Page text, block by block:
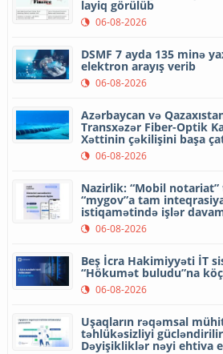
layiq görülüb
06-08-2026
DSMF 7 ayda 135 minə
elektron arayış verib
06-08-2026
Azərbaycan və
Transxəzər Fiber-Optik
Xəttinin çəkilişini başa
06-08-2026
Nazirlik: “Mobil
“mygov”a tam
istiqamətində işlər
06-08-2026
Beş İcra Hakimiyyəti İT
“Hökumət buludu”na
06-08-2026
Uşaqların rəqəmsal
təhlükəsizliyi
Dəyişikliklər nəyi ehtiva